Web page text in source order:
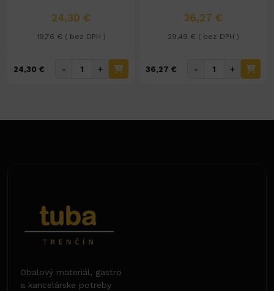
24,30 €
19,76 € ( bez DPH )
24,30 € - +
36,27 €
29,49 € ( bez DPH )
36,27 € - +
Obalový materiál, gastro
a kancelárske potreby